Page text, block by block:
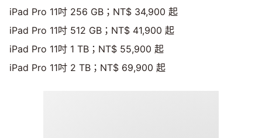
iPad Pro 11吋 256 GB；NT$ 34,900 起
iPad Pro 11吋 512 GB；NT$ 41,900 起
iPad Pro 11吋 1 TB；NT$ 55,900 起
iPad Pro 11吋 2 TB；NT$ 69,900 起